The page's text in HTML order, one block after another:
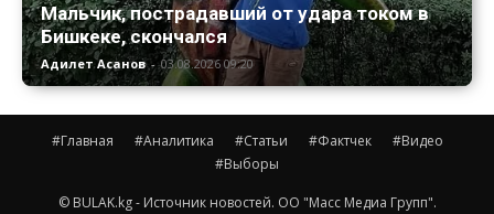
Мальчик, пострадавший от удара током в
Бишкеке, скончался
Адилет Асанов - 03.08.2026 09:20
#Главная #Аналитика #Статьи #Фактчек
#Видео
#Выборы
© BULAK.kg - Источник новостей. ОО "Масс Медиа Групп".